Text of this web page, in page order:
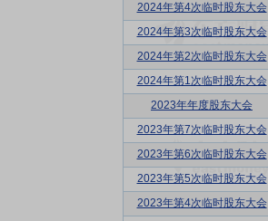
2024年第4次临时股东大会
2024年第3次临时股东大会
2024年第2次临时股东大会
2024年第1次临时股东大会
2023年年度股东大会
2023年第7次临时股东大会
2023年第6次临时股东大会
2023年第5次临时股东大会
2023年第4次临时股东大会